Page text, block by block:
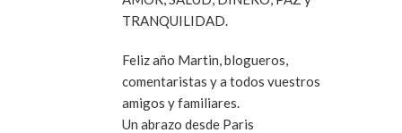
TRANQUILIDAD.
Feliz año Martin, blogueros,
comentaristas y a todos vuestros
amigos y familiares.
Un abrazo desde Paris